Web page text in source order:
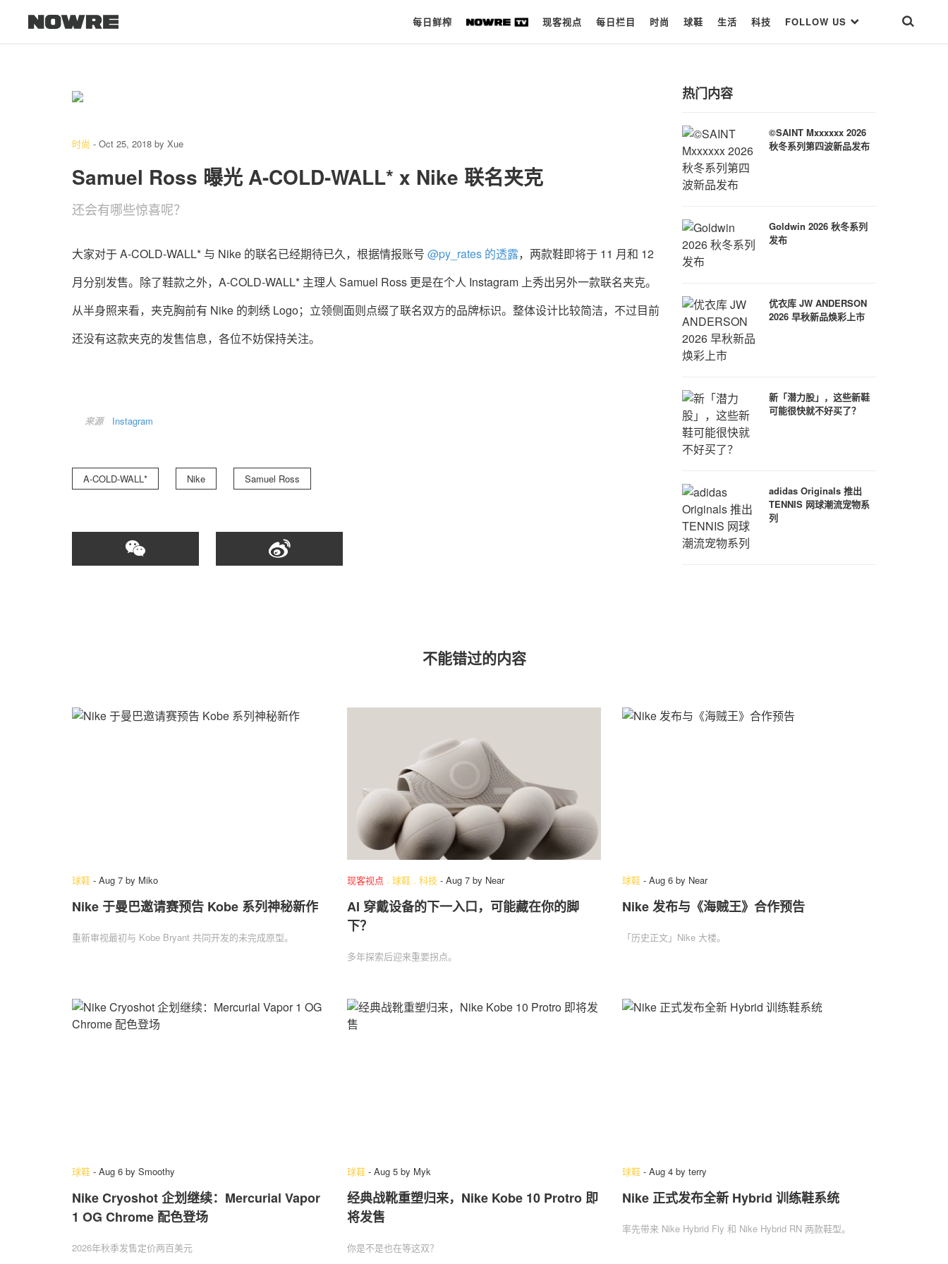
每日鲜榨 现客视点 每日栏目 时尚 球鞋 生活 科技 FOLLOW US
时 尚
生 活
科 技
时尚 - Oct 25, 2018 by Xue
Samuel Ross 曝光 A-COLD-WALL* x Nike 联名夹克
还会有哪些惊喜呢？
大家对于A-COLD-WALL* 与 Nike 的联名已经期待已久，根据情报账号 @py_rates 的透露，两款鞋即将于 11 月和 12
月分别发售。除了鞋款之外， A-COLD-WALL* 主理人 Samuel Ross 更是在个人 Instagram 上秀出另外一款联名夹克。
从半身照来看，夹克胸前有 Nike 的刺绣 Logo；立领侧面则点缀了联名双方的品牌标识。整体设计比较简洁，不过目前
还没有这款夹克的发售信息，各位不妨保持关注。
来源 Instagram
A-COLD-WALL* Nike Samuel Ross
热门内容
©SAINT Mxxxxxx 2026
秋冬系列第四波新品发布
Goldwin 2026 秋冬系列
发布
优衣库 JW ANDERSON
2026 早秋新品焕彩上市
新「潜力股」，这些新鞋
可能很快就不好买了？
adidas Originals 推出
TENNIS 网球潮流宠物系
列
不能错过的内容
球鞋 - Aug 7 by Miko
Nike 于曼巴邀请赛预告 Kobe 系列神秘新作
重新审视最初与 Kobe Bryant 共同开发的未完成原型。
现客视点 . 球鞋 . 科技 - Aug 7 by Near
AI 穿戴设备的下一入口，可能藏在你的脚
下？
多年探索后迎来重要拐点。
球鞋 - Aug 6 by Near
Nike 发布与《海贼王》合作预告
「历史正文」Nike 大楼。
球鞋 - Aug 6 by Smoothy
Nike Cryoshot 企划继续：Mercurial Vapor
1 OG Chrome 配色登场
2026年秋季发售定价两百美元
球鞋 - Aug 5 by Myk
经典战靴重塑归来，Nike Kobe 10 Protro 即
将发售
你是不是也在等这双？
球鞋 - Aug 4 by terry
Nike 正式发布全新 Hybrid 训练鞋系统
率先带来 Nike Hybrid Fly 和 Nike Hybrid RN 两款鞋型。